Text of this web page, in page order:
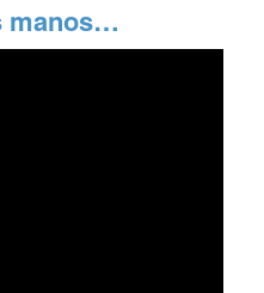
manos…